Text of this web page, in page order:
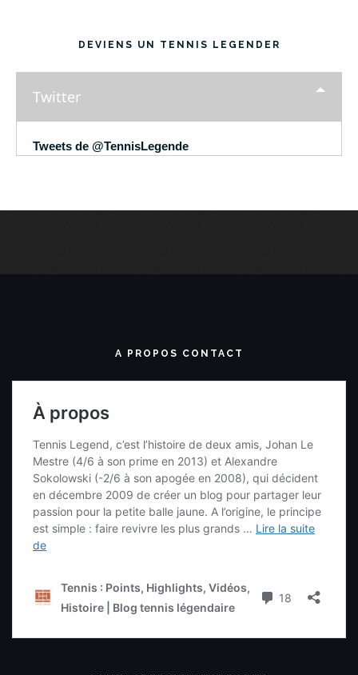
DEVIENS UN TENNIS LEGENDER
Twitter
Tweets de @TennisLegende
A PROPOS CONTACT